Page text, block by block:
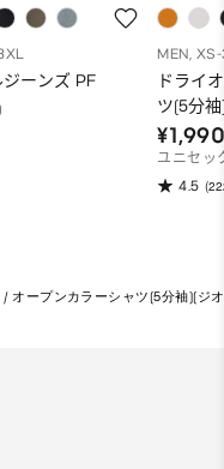
ーンズ PF
MEN,
ドライ
ツ(5分
ユニセッ
4.5
/ オープンカラーシャツ(5分袖)(ジ